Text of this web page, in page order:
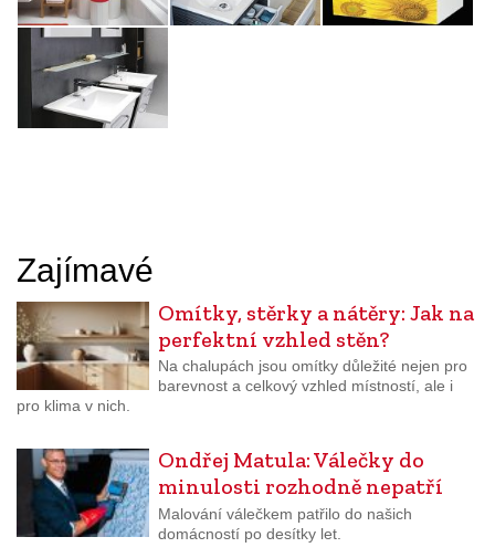
Zajímavé
Omítky, stěrky a nátěry: Jak na
perfektní vzhled stěn?
Na chalupách jsou omítky důležité nejen pro
barevnost a celkový vzhled místností, ale i
pro klima v nich.
Ondřej Matula: Válečky do
minulosti rozhodně nepatří
Malování válečkem patřilo do našich
domácností po desítky let.